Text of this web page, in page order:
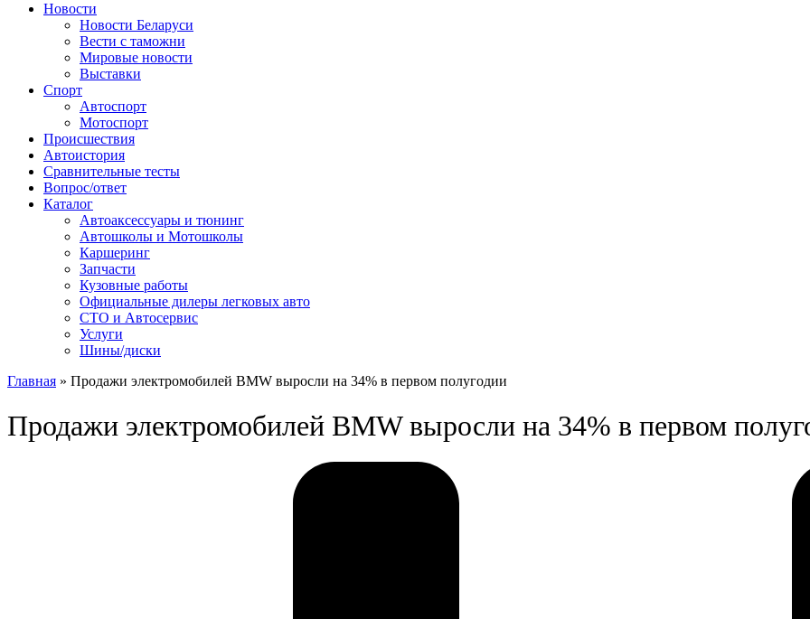
Сайт про автомобили
Новости
Новости Беларуси
Вести с таможни
Мировые новости
Выставки
Спорт
Автоспорт
Мотоспорт
Происшествия
Автоистория
Сравнительные тесты
Вопрос/ответ
Каталог
Автоакcессуары и тюнинг
Автошколы и Мотошколы
Каршеринг
Запчасти
Кузовные работы
Официальные дилеры легковых авто
СТО и Автосервис
Услуги
Шины/диски
Главная » Продажи электромобилей BMW выросли на 34% в первом полугодии
Продажи электромобилей BMW выросли на 34% в первом